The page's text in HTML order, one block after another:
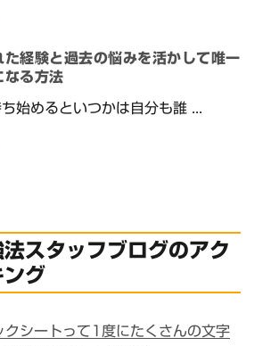
た経験と過去の悩みを活かして唯一
なる方法
始めるといつかは自分も誰 ...
法スタッフブログのアク
ング
クシートって1度にたくさんの文字